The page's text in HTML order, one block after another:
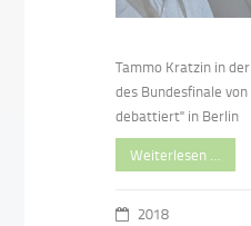
Tammo Kratzin in
des Bundesfinale von
debattiert" in Berlin
Weiterlesen …
2018